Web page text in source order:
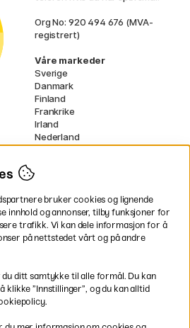
Org No: 920 494 676 (MVA-
registrert)
Våre markeder
Sverige
Danmark
Finland
Frankrike
Irland
Nederland
Tyskland
* Spesifikkefraktvilkårgjelder for
voluminøse varer.
smidig levering
bruker cookies og lignende
innhold og annonser, tilby funksjoner for
trafikk. Vi kan dele informasjon for å
på nettstedet vårt og på andre
du ditt samtykke til alle formål. Du kan
klikke ”Innstillinger”, og du kan alltid